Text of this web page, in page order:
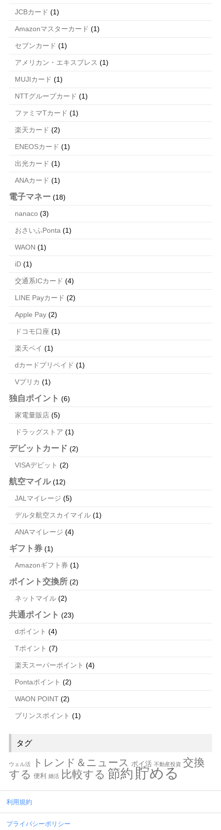
JCBカード (1)
Amazonマスターカード (1)
セブンカード (1)
アメリカン・エキスプレス (1)
MUJIカード (1)
NTTグループカード (1)
ファミマTカード (1)
楽天カード (2)
ENEOSカード (1)
出光カード (1)
ANAカード (1)
電子マネー (18)
nanaco (3)
おさいふPonta (1)
WAON (1)
iD(1)
交通系ICカード (4)
LINE Payカード (2)
Apple Pay(2)
ドコモ口座 (1)
楽天ペイ (1)
dカードプリペイド (1)
Vプリカ (1)
独自ポイント (6)
家電量販店(5)
ドラッグストア (1)
デビットカード (2)
VISAデビット (2)
航空マイル(12)
JALマイレージ (5)
デルタ航空スカイマイル(1)
ANAマイレージ (4)
ギフト券(1)
Amazonギフト券 (1)
ポイント交換所(2)
ネットマイル(2)
共通ポイント (23)
dポイント (4)
Tポイント (7)
楽天スーパーポイント (4)
Pontaポイント (2)
WAON POINT(2)
プリンスポイント (1)
タグ
ウェル活 トレンド＆ニュース ポイ活 不動産投資 交換
する 便利 婚活 比較する 節約 貯める
利用規約
プライバシーポリシー